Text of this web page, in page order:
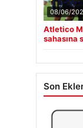
08/06/
Atletico
sahasına
Son